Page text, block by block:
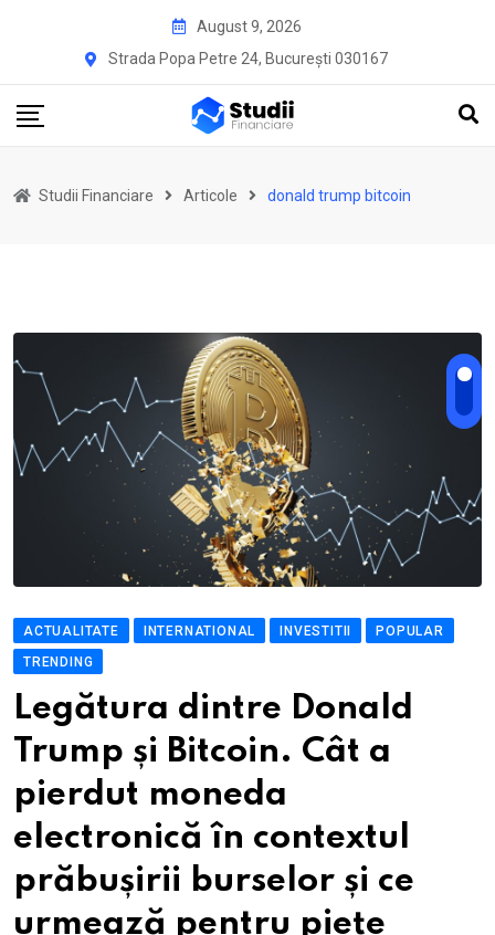
August 9, 2026
Strada Popa Petre 24, București 030167
Studii Financiare Articole donald trump bitcoin
ACTUALITATE INTERNATIONAL INVESTITII
POPULAR
TRENDING
Legătura dintre Donald
Trump și Bitcoin. Cât a
pierdut moneda
electronică în contextul
prăbușirii burselor și ce
urmează pentru piețe